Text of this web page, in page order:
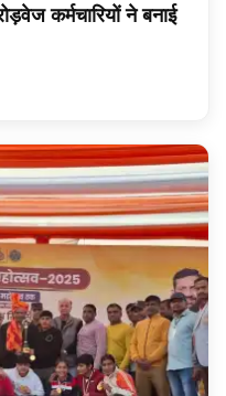
कर्मचारियों ने बनाई